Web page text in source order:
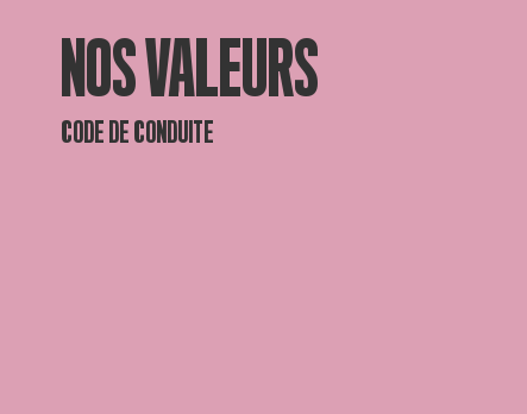
NOS VALEURS
CODE DE CONDUITE